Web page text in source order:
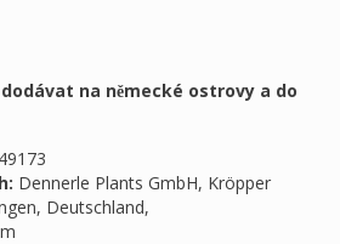
na německé ostrovy a do
: Dennerle Plants GmbH, Kröpper
Deutschland,